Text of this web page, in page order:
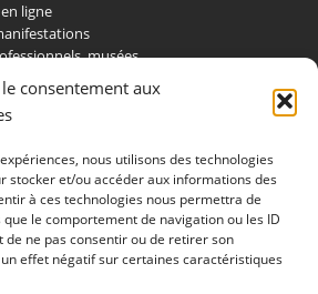
consentement aux
nous utilisons des technologies
stocker et/ou accéder aux informations des
à ces technologies nous permettra de
le comportement de navigation ou les ID
de ne pas consentir ou de retirer son
effet négatif sur certaines caractéristiques
ligne
musées